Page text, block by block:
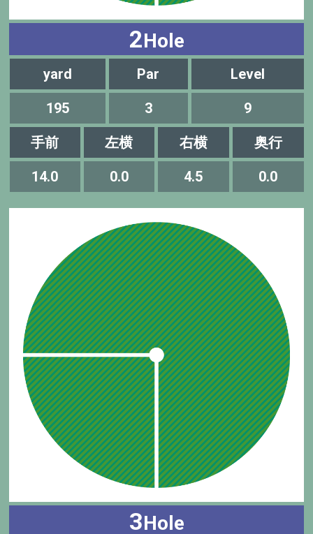
2Hole
yard Par Level
195 3 9
手前 左横 右横 奥行
14.0 0.0 4.5 0.0
3Hole